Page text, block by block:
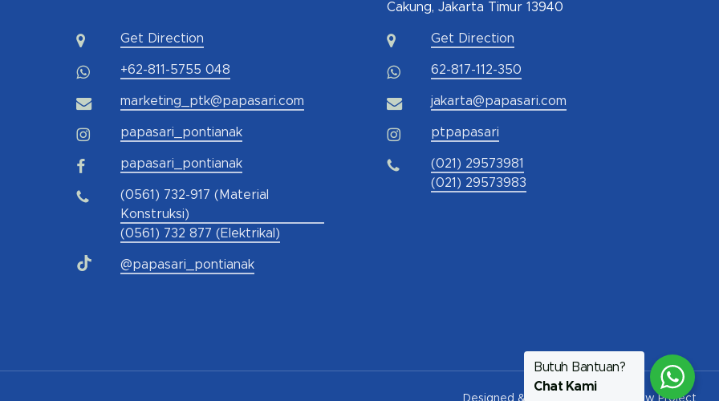
Get Direction
+62-811-5755 048
marketing_ptk@papasari.com
papasari_pontianak
papasari_pontianak
(0561) 732-917 (Material
Konstruksi)
(0561) 732 877 (Elektrikal)
@papasari_pontianak
Cakung, Jakarta Timur 13940
Get Direction
62-817-112-350
jakarta@papasari.com
ptpapasari
(021) 29573981
(021) 29573983
Designed & Developed by Pawpaw Project
Butuh Bantuan?
Chat Kami